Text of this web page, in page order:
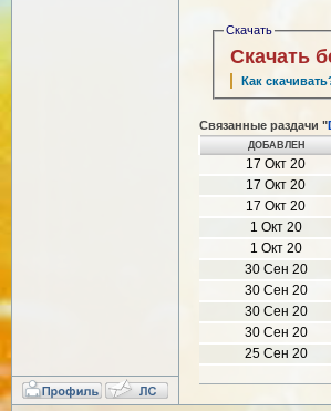
Скачать
Скачать
Как
Связанные раздачи "
ДОБАВЛЕН
17 Окт 20
17 Окт 20
17 Окт 20
1 Окт 20
1 Окт 20
30 Сен 20
30 Сен 20
30 Сен 20
30 Сен 20
25 Сен 20